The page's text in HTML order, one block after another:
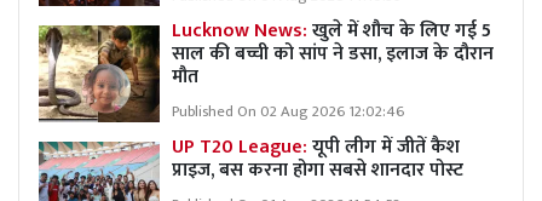
Lucknow News:खुले में शौच के लिए गई 5
साल की बच्ची को सांप ने डसा, इलाज के दौरान
मौत
Published On 02 Aug 2026 12:02:46
UP T20 League:यूपी लीग में जीतें कैश
प्राइज, बस करना होगा सबसे शानदार पोस्ट